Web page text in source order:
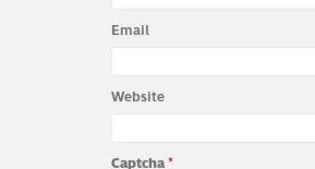
Email
Website
Captcha*